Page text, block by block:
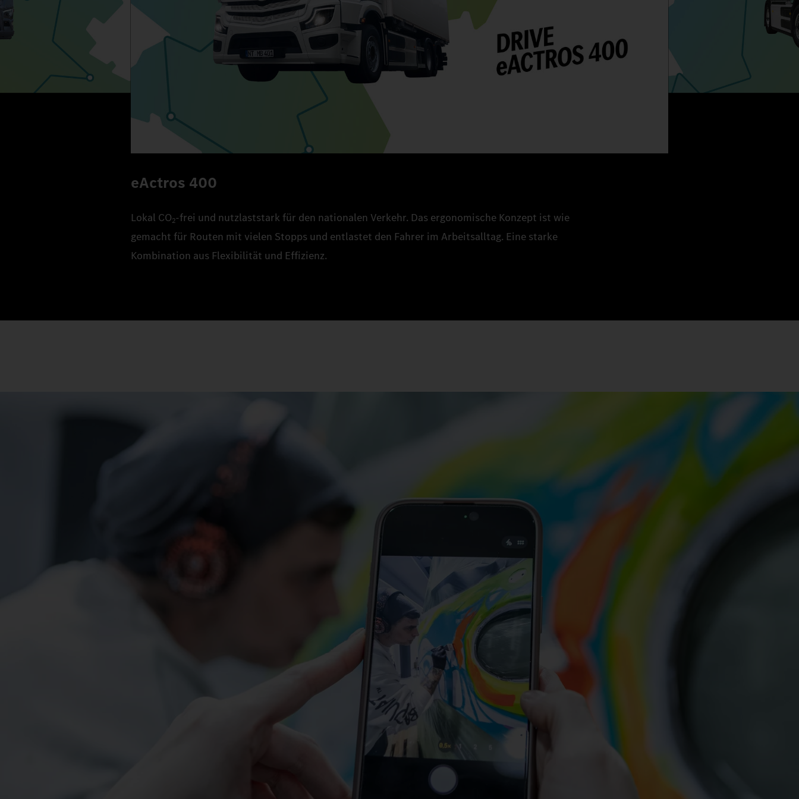
eActros 400
Lokal CO2‑frei und nutzlaststark für den nationalen Verkehr. Das ergonomische Konzept ist wie
gemacht für Routen mit vielen Stopps und entlastet den Fahrer im Arbeitsalltag. Eine starke
Kombination aus Flexibilität und Effizienz.